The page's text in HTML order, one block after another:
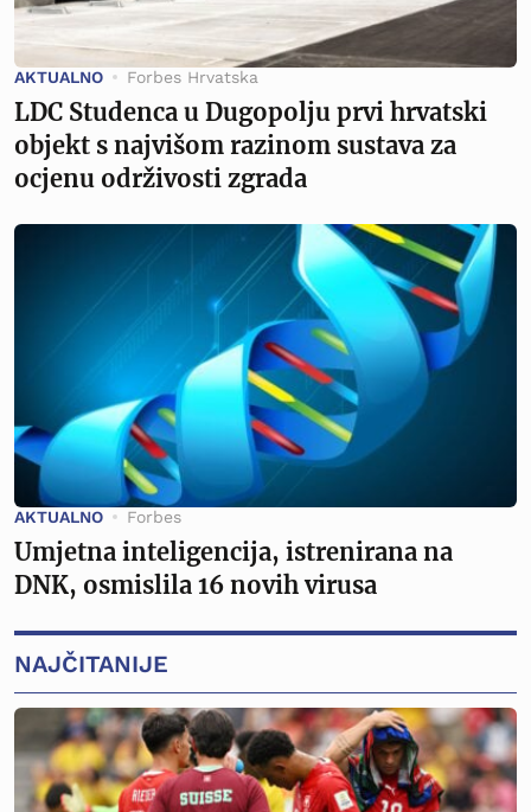
AKTUALNO Forbes Hrvatska
LDC Studenca u Dugopolju prvi hrvatski
objekt s najvišom razinom sustava za
ocjenu održivosti zgrada
AKTUALNO Forbes
Umjetna inteligencija, istrenirana na
DNK, osmislila 16 novih virusa
NAJČITANIJE